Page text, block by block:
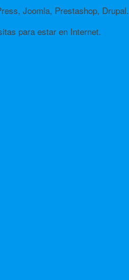
Joomla, Prestashop, Drupal.
para estar en Internet.